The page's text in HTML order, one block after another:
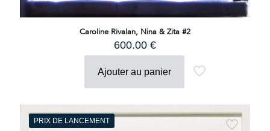
Caroline Rivalan, Nina & Zita #2
600.00 €
Ajouter au panier
PRIX DE LANCEMENT